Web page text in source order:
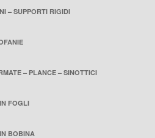
– SUPPORTI RIGIDI
– PLANCE – SINOTTICI
FOGLI
BOBINA